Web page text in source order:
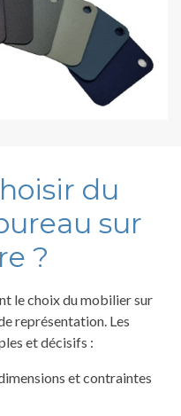
du
sur
?
le choix du mobilier sur
représentation. Les
et décisifs :
et contraintes